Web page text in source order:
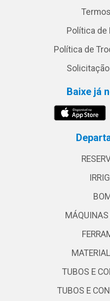
Política de
Política de
Baixe já
MÁQUINAS
TUBOS E
TUBOS E